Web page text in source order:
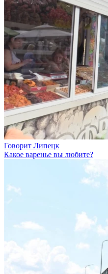
Говорит Липецк
Какое варенье вы любите?